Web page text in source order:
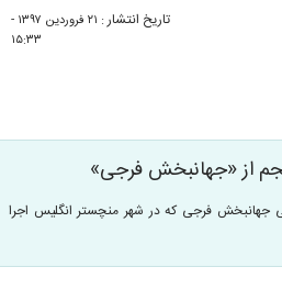
تاریخ انتشار :
۲۱ فروردين ۱۳۹۷ -
۱۵:۳۳
از «جهانبخش فرجی»
جهانبخش فرجی که در شهر منچستر انگلیس اجرا